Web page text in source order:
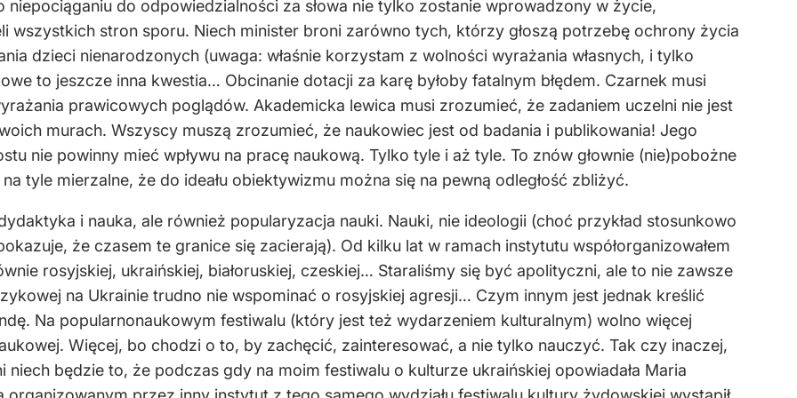
niepociąganiu do odpowiedzialności za słowa nie tylko zostanie wprowadzony w życie,
wszystkich stron sporu. Niech minister broni zarówno tych, którzy głoszą potrzebę ochrony życia
dzieci nienarodzonych (uwaga: właśnie korzystam z wolności wyrażania własnych, i tylko
to jeszcze inna kwestia… Obcinanie dotacji za karę byłoby fatalnym błędem. Czarnek musi
prawicowych poglądów. Akademicka lewica musi zrozumieć, że zadaniem uczelni nie jest
murach. Wszyscy muszą zrozumieć, że naukowiec jest od badania i publikowania! Jego
nie powinny mieć wpływu na pracę naukową. Tylko tyle i aż tyle. To znów głownie (nie)pobożne
tyle mierzalne, że do ideału obiektywizmu można się na pewną odległość zbliżyć.
i nauka, ale również popularyzacja nauki. Nauki, nie ideologii (choć przykład stosunkowo
że czasem te granice się zacierają). Od kilku lat w ramach instytutu współorganizowałem
rosyjskiej, ukraińskiej, białoruskiej, czeskiej… Staraliśmy się być apolityczni, ale to nie zawsze
na Ukrainie trudno nie wspominać o rosyjskiej agresji… Czym innym jest jednak kreślić
Na popularnonaukowym festiwalu (który jest też wydarzeniem kulturalnym) wolno więcej
Więcej, bo chodzi o to, by zachęcić, zainteresować, a nie tylko nauczyć. Tak czy inaczej,
będzie to, że podczas gdy na moim festiwalu o kulturze ukraińskiej opowiadała Maria